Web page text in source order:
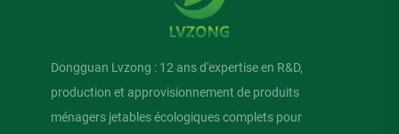
Dongguan Lvzong : 12 ans d'expertise en R&D,
production et approvisionnement de produits
ménagers jetables écologiques complets pour